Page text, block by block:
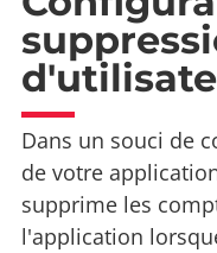
Dans un souci de
de votre
supprime les
l'application